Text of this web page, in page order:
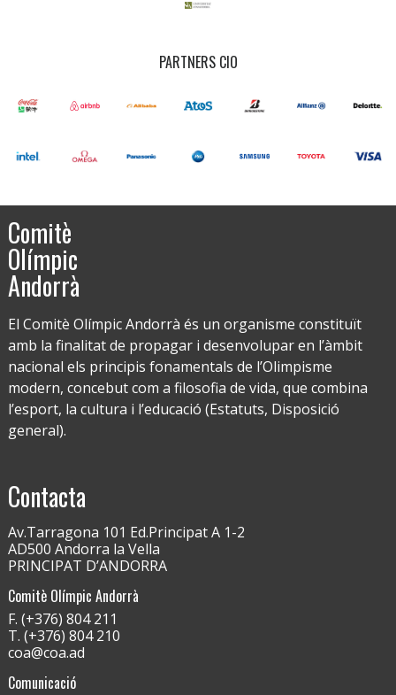
PARTNERS CIO
Comitè
Olímpic
Andorrà
El Comitè Olímpic Andorrà és un organisme constituït
amb la finalitat de propagar i desenvolupar en l’àmbit
nacional els principis fonamentals de l’Olimpisme
modern, concebut com a filosofia de vida, que combina
l’esport, la cultura i l’educació (Estatuts, Disposició
general).
Contacta
Av.Tarragona 101 Ed.Principat A 1-2
AD500 Andorra la Vella
PRINCIPAT D’ANDORRA
Comitè Olímpic Andorrà
F. (+376) 804 211
T. (+376) 804 210
coa@coa.ad
Comunicació